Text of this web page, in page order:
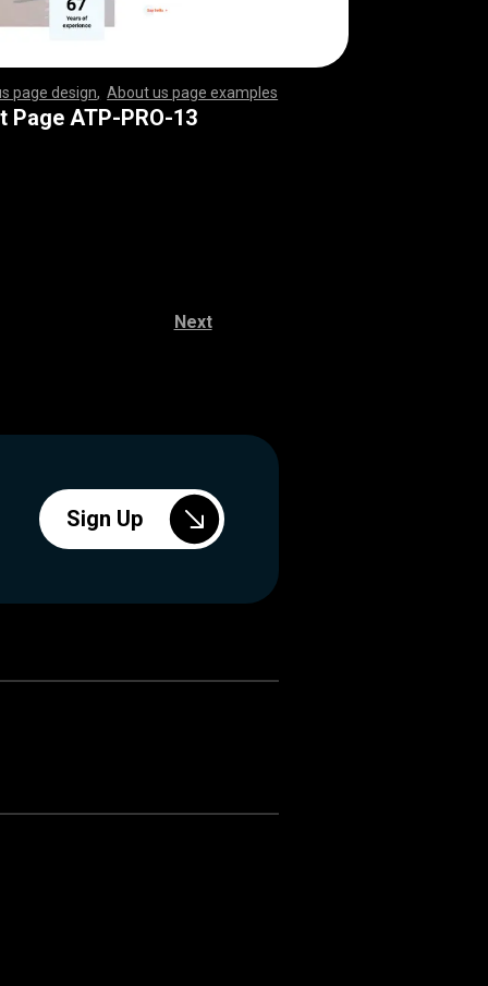
page design ,About us page examples
,,,,,,,,,,,,,,,, ,,,,,,,,,,,,,,,,,,,,,,,,,,,
,,,,,,,,,,,,,,,, ,,,,,,,,,,,,,,,,,,,,,,,,,,,
,,,,,,,,,,,,,,,, ,,,,,,,,,,,,,,,,,,,,,,,,,,,
,,,,,,,,,,,,,,,, ,,,,,,,,,,,,,,,,,,,,,,,,,,,
,,,,,,,,,,,,,,,, ,,,,,,,,,,,,,,,,,,,,,,,,,,,
,,,,,,,,,,,,,,,, ,,,,,,,,,,,,,,,,,,,,,,,,,,,
,,,,,,,,,,,,,,,, ,,,,,,,,,,,,,,,,,,,,,,,,,,,
,,,,,,,,,,,,,,,, ,,,,,,,,,,,,,,,,,,,,,,,,,,,
Page ATP-PRO-13
Next
Sign Up